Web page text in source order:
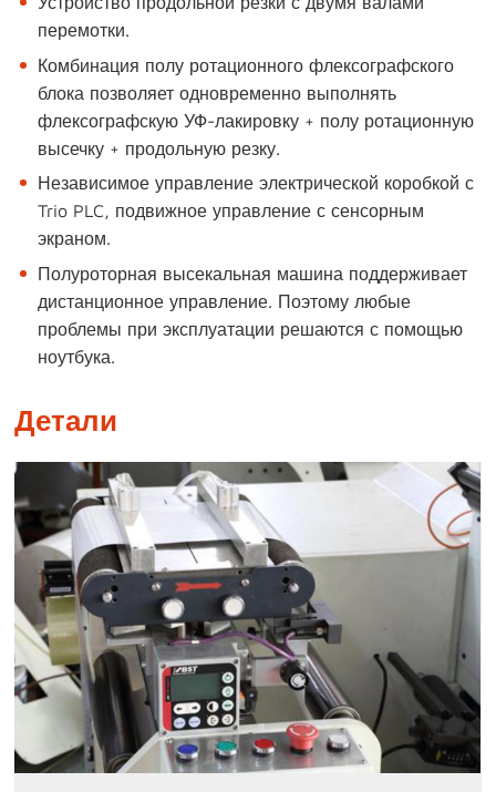
перемотки.
Комбинация полу ротационного флексографского
блока позволяет одновременно выполнять
флексографскую УФ-лакировку + полу ротационную
высечку + продольную резку.
Независимое управление электрической коробкой с
Trio PLC, подвижное управление с сенсорным
экраном.
Полуроторная высекальная машина поддерживает
дистанционное управление. Поэтому любые
проблемы при эксплуатации решаются с помощью
ноутбука.
Детали